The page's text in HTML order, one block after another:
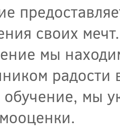
своих мечт.
мы
мы